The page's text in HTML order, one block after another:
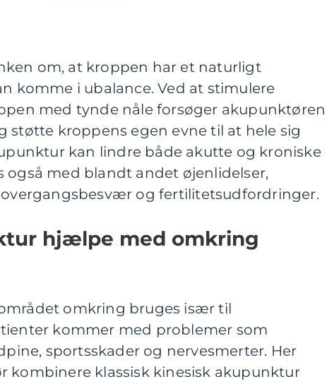
om, at kroppen har et naturligt
komme i ubalance. Ved at stimulere
med tynde nåle forsøger akupunktøren
støtte kroppens egen evne til at hele sig
kan lindre både akutte og kroniske
også med blandt andet øjenlidelser,
og fertilitetsudfordringer.
hjælpe med omkring
omkring bruges især til
kommer med problemer som
sportsskader og nervesmerter. Her
kombinere klassisk kinesisk akupunktur